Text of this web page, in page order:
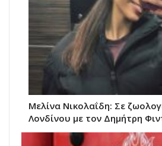
Μελίνα Νικολαΐδη: Σε
Λονδίνου με τον Δημήτρη